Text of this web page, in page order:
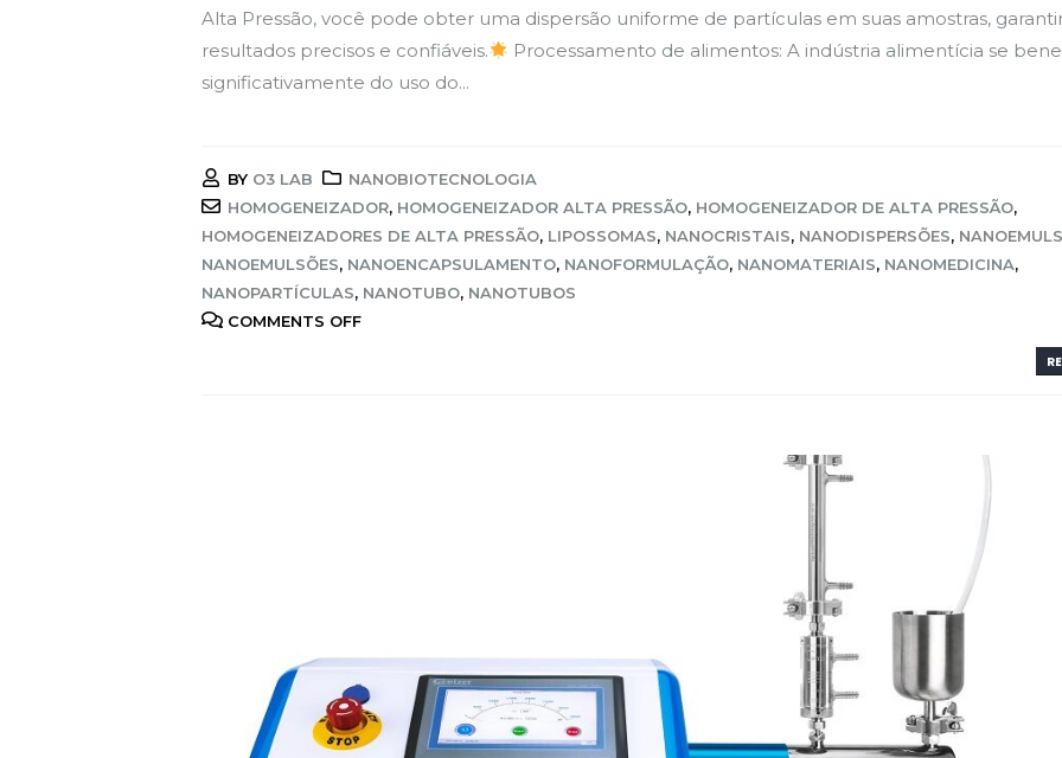
Alta Pressão, você pode obter uma dispersão uniforme de partículas em suas amostras,
resultados precisos e confiáveis.
Processamento de alimentos: A indústria alimentícia se
significativamente do uso do...
BY O3 LAB
NANOBIOTECNOLOGIA
HOMOGENEIZADOR, HOMOGENEIZADOR ALTA PRESSÃO, HOMOGENEIZADOR DE ALTA PRESSÃO,
HOMOGENEIZADORES DE ALTA PRESSÃO, LIPOSSOMAS, NANOCRISTAIS, NANODISPERSÕES,
NANOEMULSÕES, NANOENCAPSULAMENTO, NANOFORMULAÇÃO, NANOMATERIAIS, NANOMEDICINA,
NANOPARTÍCULAS, NANOTUBO, NANOTUBOS
COMMENTS OFF